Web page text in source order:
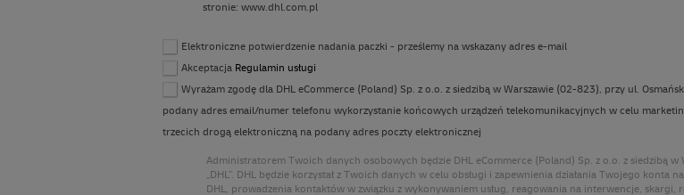
stronie: www.dhl.com.pl
Elektroniczne potwierdzenie nadania paczki - prześlemy na wskazany adres e-mail
Akceptacja Regulamin usługi
Wyrażam zgodę dla DHL eCommerce (Poland) Sp. z o.o. z siedzibą w Warszawie (02-823), przy ul.
podany adres email/numer telefonu wykorzystanie końcowych urządzeń telekomunikacyjnych w celu
trzecich drogą elektroniczną na podany adres poczty elektronicznej
Administratorem Twoich danych osobowych będzie DHL eCommerce (Poland) Sp. z o.o. z siedzibą
„DHL”. DHL będzie korzystał z Twoich danych w celu obsługi i zapewnienia działania Twojego
DHL, prowadzenia kontaktów w związku z wykonywaniem usług, reagowania na interwencje,